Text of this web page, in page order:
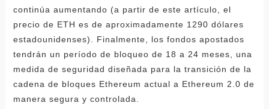
continúa aumentando (a partir de este artículo, el
precio de ETH es de aproximadamente 1290 dólares
estadounidenses). Finalmente, los fondos apostados
tendrán un período de bloqueo de 18 a 24 meses, una
medida de seguridad diseñada para la transición de la
cadena de bloques Ethereum actual a Ethereum 2.0 de
manera segura y controlada.